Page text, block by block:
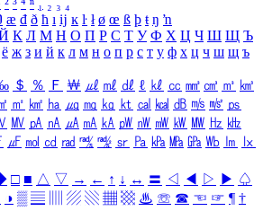
² ³ ⁴ ⁿ ₁ ₂ ₃ ₄
æ đ ð ħ ı ĳ ĸ ŀ ł ø œ ß þ ŧ ŋ ŉ
К Л М Н О П Р С Т У Ф Х Ц Ч Ш Щ Ъ
ё ж з и й к л м н о п р с т у ф х ц ч ш щ ъ
＄ ％ Ｆ ￦ ㎕ ㎖ ㎗ ℓ ㎘ ㏄ ㎣ ㎤ ㎥ ㎦
㎡ ㎢ ㏊ ㎍ ㎎ ㎏ ㏏ ㎈ ㎉ ㏈ ㎧ ㎨ ㎰
㎹ ㎀ ㎁ ㎂ ㎃ ㎄ ㎺ ㎻ ㎽ ㎾ ㎿ ㎐ ㎑
㎌ ㏖ ㏅ ㎭ ㎮ ㎯ ㏛ ㎩ ㎪ ㎫ ㎬ ㏝ ㏐
㏓
□ ■ △ ▽ → ← ↑ ↓ ↔ 〓 ◁ ◀ ▷ ▶ ♤
◑ ▒ ▤ ▨ ▧ ▦ ▩ ♨ ☏ ☎ ☜ ☞ ¶ †